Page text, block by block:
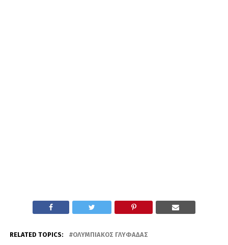
RELATED TOPICS: ΟΛΥΜΠΙΑΚΌΣ ΓΛΥΦΆΔΑΣ